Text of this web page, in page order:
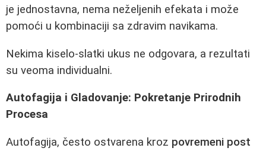
je jednostavna, nema neželjenih efekata i može
pomoći u kombinaciji sa zdravim navikama.
Nekima kiselo-slatki ukus ne odgovara, a rezultati
su veoma individualni.
Autofagija i Gladovanje: Pokretanje Prirodnih
Procesa
Autofagija, često ostvarena kroz povremeni post